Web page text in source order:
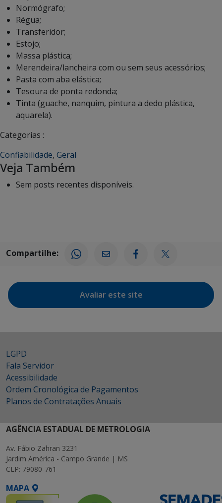
Normógrafo;
Régua;
Transferidor;
Estojo;
Massa plástica;
Merendeira/lancheira com ou sem seus acessórios;
Pasta com aba elástica;
Tesoura de ponta redonda;
Tinta (guache, nanquim, pintura a dedo plástica,
aquarela).
Categorias :
Confiabilidade, Geral
Veja Também
Sem posts recentes disponíveis.
Compartilhe:
Avaliar este site
LGPD
Fala Servidor
Acessibilidade
Ordem Cronológica de Pagamentos
Planos de Contratações Anuais
AGÊNCIA ESTADUAL DE METROLOGIA
Av. Fábio Zahran 3231
Jardim América - Campo Grande | MS
CEP: 79080-761
MAPA